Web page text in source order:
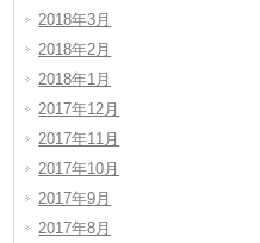
2018年3月
2018年2月
2018年1月
2017年12月
2017年11月
2017年10月
2017年9月
2017年8月